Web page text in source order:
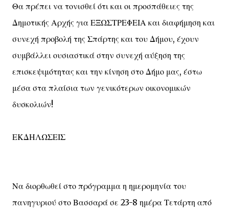
Θα πρέπει να τονισθεί ότι και οι προσπάθειες της
Δημοτικής Αρχής για ΕΞΩΣΤΡΕΦΕΙΑ και διαφήμηση και
συνεχή προβολή της Σπάρτης και του Δήμου, έχουν
συμβάλλει ουσιαστικά στην συνεχή αύξηση της
επισκεψιμότητας και την κίνηση στο Δήμο μας, έστω
μέσα στα πλαίσια των γενικότερων οικονομικών
δυσκολιών!
ΕΚΔΗΛΩΣΕΙΣ
Να διορθωθεί στο πρόγραμμα η ημερομηνία του
πανηγυριού στο Βασσαρά σε 23-8 ημέρα Τετάρτη από